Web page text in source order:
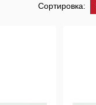
Сортировка: